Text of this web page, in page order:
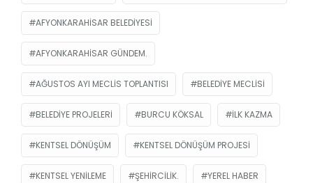
AFYONKARAHISAR BELEDIYESI
AFYONKARAHISAR GÜNDEM.
AĞUSTOS AYI MECLIS TOPLANTISI BELEDIYE MECLISI
BELEDIYE PROJELERI BURCU KÖKSAL ILK KAZMA
KENTSEL DÖNÜŞÜM KENTSEL DÖNÜŞÜM PROJESI
KENTSEL YENILEME ŞEHIRCILIK. YEREL HABER